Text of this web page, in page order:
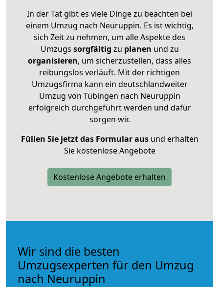
In der Tat gibt es viele Dinge zu beachten bei
einem Umzug nach Neuruppin. Es ist wichtig,
sich Zeit zu nehmen, um alle Aspekte des
Umzugs sorgfältig zu planen und zu
organisieren, um sicherzustellen, dass alles
reibungslos verläuft. Mit der richtigen
Umzugsfirma kann ein deutschlandweiter
Umzug von Tübingen nach Neuruppin
erfolgreich durchgeführt werden und dafür
sorgen wir.
Füllen Sie jetzt das Formular ausund erhalten
Sie kostenlose Angebote
Kostenlose Angebote erhalten
Wir sind die besten
Umzugsexperten für den Umzug
nach Neuruppin